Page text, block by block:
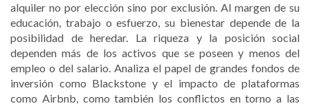
alquiler no por elección sino por exclusión. Al margen de su
educación, trabajo o esfuerzo, su bienestar depende de la
posibilidad de heredar. La riqueza y la posición social
dependen más de los activos que se poseen y menos del
empleo o del salario. Analiza el papel de grandes fondos de
inversión como Blackstone y el impacto de plataformas
como Airbnb, como también los conflictos en torno a las